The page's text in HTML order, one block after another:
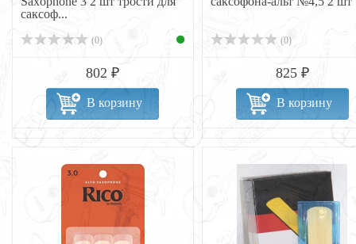
саксоф...
(0)
802 ₽
В корзину
(0)
825 ₽
В корзину